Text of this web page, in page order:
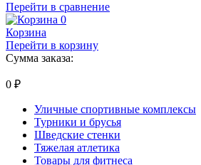
Перейти в сравнение
0
Корзина
Перейти в корзину
Сумма заказа:
0 ₽
Уличные спортивные комплексы
Турники и брусья
Шведские стенки
Тяжелая атлетика
Товары для фитнеса